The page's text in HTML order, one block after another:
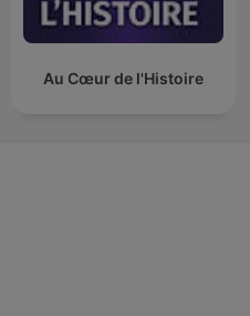
Au Cœur de l'Histoire